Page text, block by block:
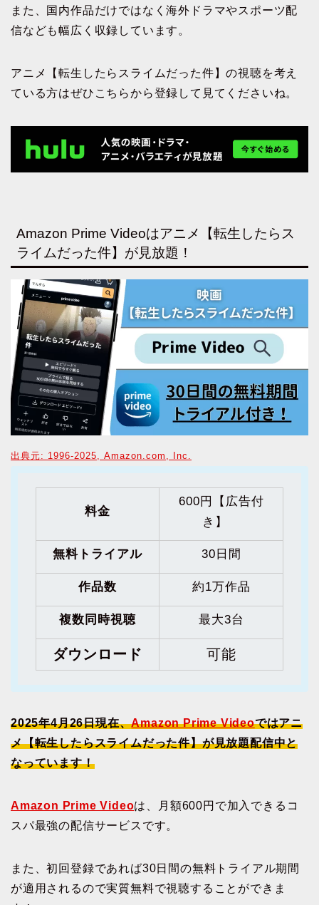
また、国内作品だけではなく海外ドラマやスポーツ配
信なども幅広く収録しています。
アニメ【転生したらスライムだった件】の視聴を考え
ている方はぜひこちらから登録して見てくださいね。
Amazon Prime Videoはアニメ【転生したらス
ライムだった件】が見放題！
出典元: 1996-2025, Amazon.com, Inc.
料金
600円【広告付
き】
無料トライアル 30日間
作品数 約1万作品
複数同時視聴 最大3台
ダウンロード 可能
2025年4月26日現在、Amazon Prime Videoではアニ
メ【転生したらスライムだった件】が見放題配信中と
なっています！
Amazon Prime Videoは、月額600円で加入できるコ
スパ最強の配信サービスです。
また、初回登録であれば30日間の無料トライアル期間
が適用されるので実質無料で視聴することができま